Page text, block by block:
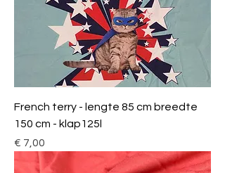
French terry - lengte 85 cm breedte
150 cm - klap125l
Prijs
€ 7,00